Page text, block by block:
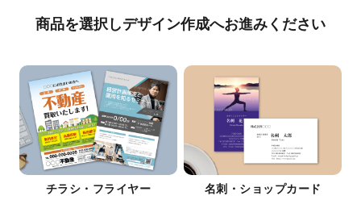
商品を選択しデザイン作成へお進みください
チラシ・フライヤー 名刺・ショップカード